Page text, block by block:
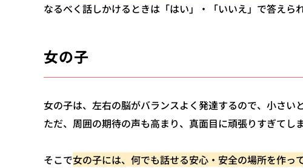
なるべく話しかけるときは「はい」・「いいえ」で答えら
女の子
女の子は、左右の脳がバランスよく発達するので、小さい
ただ、周囲の期待の声も高まり、真面目に頑張りすぎてし
そこで女の子には、何でも話せる安心・安全の場所を作っ